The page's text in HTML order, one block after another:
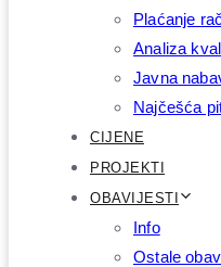
Plaćanje
Analiza
Javna
Najčešća
CIJENE
PROJEKTI
OBAVIJESTI
Info
Ostale